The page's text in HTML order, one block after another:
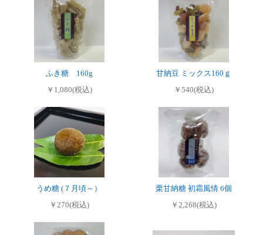
ふき糖 160g
￥1,080(税込)
甘納豆 ミックス160ｇ
￥540(税込)
うめ糖 (７月頃～）
￥270(税込)
栗甘納糖 初霜風情 6個
￥2,268(税込)